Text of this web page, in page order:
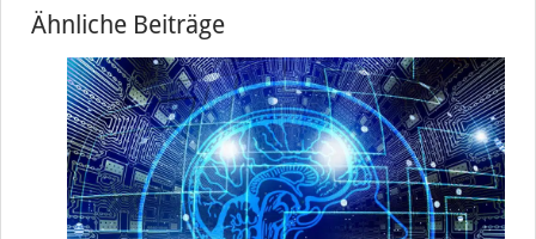
Ähnliche Beiträge